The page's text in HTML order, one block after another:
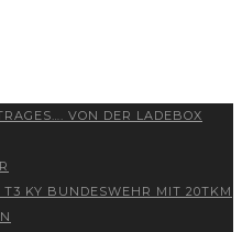
VON DER LADEBOX
KY BUNDESWEHR MIT 20TKM